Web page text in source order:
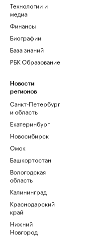
Технологии и
медиа
Финансы
Биографии
База знаний
РБК Образование
Новости
регионов
Санкт-Петербург
и область
Екатеринбург
Новосибирск
Омск
Башкортостан
Вологодская
область
Калининград
Краснодарский
край
Нижний
Новгород